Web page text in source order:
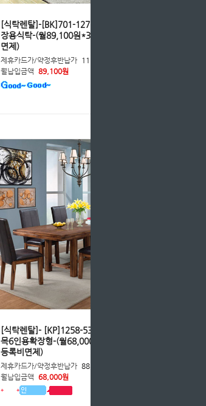
[식탁렌탈]-[BK]701-127 엔틱6인용확
장용식탁-(월89,100원*36개월/등록비
면제)
제휴카드가/약정후반납가 115,800원
월납입금액 89,100원
[식탁렌탈]- [KP]1258-53 아카시아원
목6인용확장형-(월68,000원*36개월/
등록비면제)
제휴카드가/약정후반납가 88,400원
월납입금액 68,000원